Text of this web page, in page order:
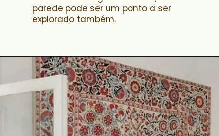
parede pode ser um ponto a ser
explorado também.